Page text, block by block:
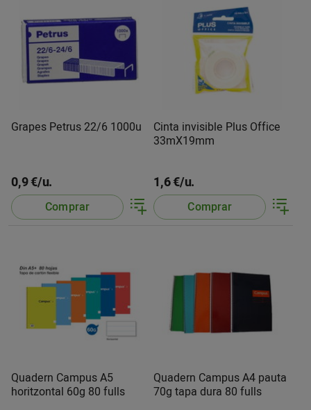
Grapes Petrus 22/6 1000u
0,9 €/u.
Comprar
Cinta invisible Plus Office
33mX19mm
1,6 €/u.
Comprar
Quadern Campus A5
horitzontal 60g 80 fulls
Quadern Campus A4 pauta
70g tapa dura 80 fulls